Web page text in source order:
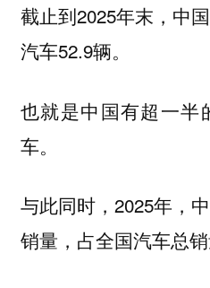
截止到2025年末，中
汽车52.9辆。
也就是中国有超一半
车。
与此同时，2025年，
销量，占全国汽车总销